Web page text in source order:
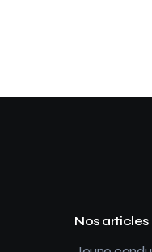
Nos articles